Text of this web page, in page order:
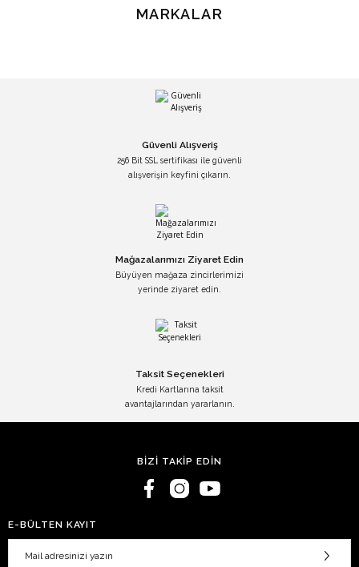
MARKALAR
Güvenli Alışveriş
256 Bit SSL sertifikası ile güvenli
alışverişin keyfini çıkarın.
Mağazalarımızı Ziyaret Edin
Büyüyen mağaza zincirlerimizi
yerinde ziyaret edin.
Taksit Seçenekleri
Kredi Kartlarına taksit
avantajlarından yararlanın.
BİZİ TAKİP EDİN
E-BÜLTEN KAYIT